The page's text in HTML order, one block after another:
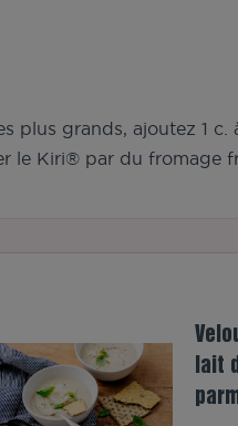
plus grands, ajoutez 1 c.
le Kiri® par du fromage
lait